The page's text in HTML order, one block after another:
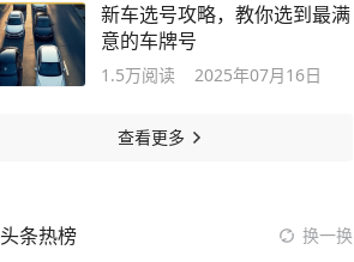
新车选号攻略，教你选到最满
意的车牌号
1.5万阅读 2025年07月16日
查看更多
头条热榜 换一换